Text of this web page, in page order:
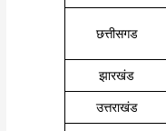
छत्तीसगड
झारखंड
उत्तराखंड